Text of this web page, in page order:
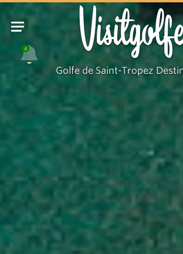
4
Golfe de Saint-Tropez